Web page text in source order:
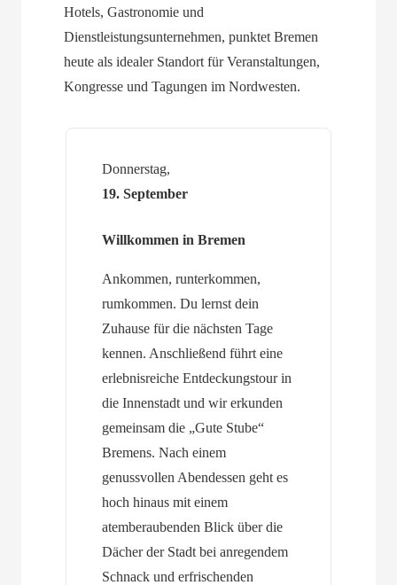
Hotels, Gastronomie und
Dienstleistungsunternehmen, punktet Bremen
heute als idealer Standort für Veranstaltungen,
Kongresse und Tagungen im Nordwesten.
Donnerstag,
19. September
Willkommen in Bremen
Ankommen, runterkommen,
rumkommen. Du lernst dein
Zuhause für die nächsten Tage
kennen. Anschließend führt eine
erlebnisreiche Entdeckungstour in
die Innenstadt und wir erkunden
gemeinsam die „Gute Stube“
Bremens. Nach einem
genussvollen Abendessen geht es
hoch hinaus mit einem
atemberaubenden Blick über die
Dächer der Stadt bei anregendem
Schnack und erfrischenden